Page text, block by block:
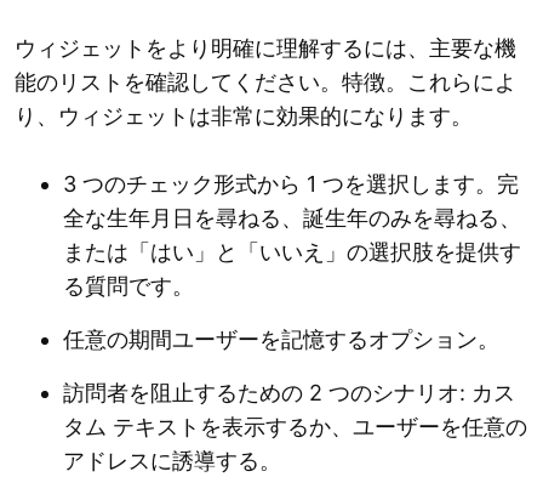
ウィジェットをより明確に理解するには、主要な機
能のリストを確認してください。特徴。これらによ
り、ウィジェットは非常に効果的になります。
3 つのチェック形式から 1 つを選択します。完
全な生年月日を尋ねる、誕生年のみを尋ねる、
または「はい」と「いいえ」の選択肢を提供す
る質問です。
任意の期間ユーザーを記憶するオプション。
訪問者を阻止するための 2 つのシナリオ: カス
タム テキストを表示するか、ユーザーを任意の
アドレスに誘導する。